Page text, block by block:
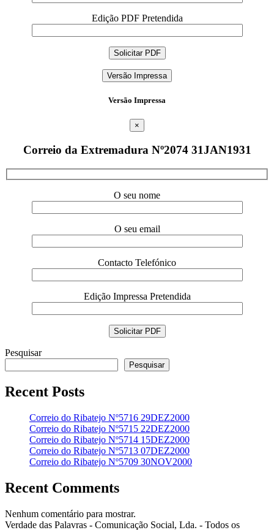
Edição PDF Pretendida
Versão Impressa
Versão Impressa
×
Correio da Extremadura Nº2074 31JAN1931
O seu nome
O seu email
Contacto Telefónico
Edição Impressa Pretendida
Pesquisar
Pesquisar
Recent Posts
Correio do Ribatejo Nº5716 29DEZ2000
Correio do Ribatejo Nº5715 22DEZ2000
Correio do Ribatejo Nº5714 15DEZ2000
Correio do Ribatejo Nº5713 07DEZ2000
Correio do Ribatejo Nº5709 30NOV2000
Recent Comments
Nenhum comentário para mostrar.
Verdade das Palavras - Comunicação Social, Lda. - Todos os